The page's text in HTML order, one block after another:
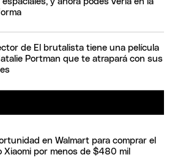
de El brutalista tiene una película
Portman que te atrapará con sus
en Walmart para comprar el
Xiaomi por menos de $480 mil